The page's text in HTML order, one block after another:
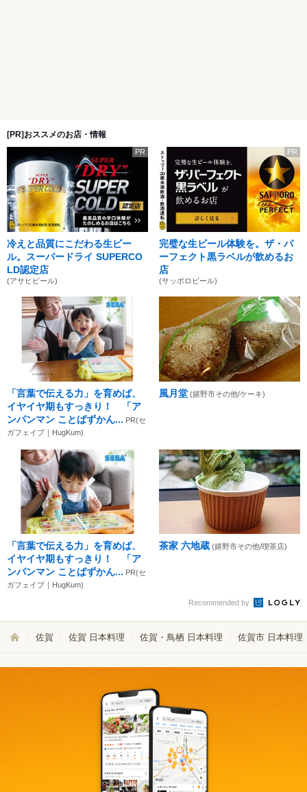
[PR]おススメのお店・情報
PR
冷えと品質にこだわる生ビー
ル。スーパードライ SUPERCO
LD認定店
(アサヒビール)
PR
完璧な生ビール体験を。ザ・パ
ーフェクト黒ラベルが飲めるお
店
(サッポロビール)
「言葉で伝える力」を育めば、
イヤイヤ期もすっきり！ 「ア
ンパンマン ことばずかん... PR(セ
ガフェイブ｜HugKum)
風月堂 (嬉野市その他/ケーキ)
「言葉で伝える力」を育めば、
イヤイヤ期もすっきり！ 「ア
ンパンマン ことばずかん... PR(セ
ガフェイブ｜HugKum)
茶家 六地蔵 (嬉野市その他/喫茶店)
Recommended by
佐賀 佐賀 日本料理 佐賀・鳥栖 日本料理 佐賀市 日本料理